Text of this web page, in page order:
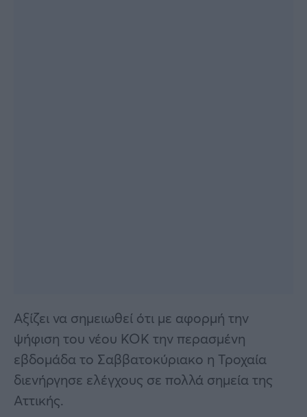
Αξίζει να σημειωθεί ότι με αφορμή την
ψήφιση του νέου ΚΟΚ την περασμένη
εβδομάδα το Σαββατοκύριακο η Τροχαία
διενήργησε ελέγχους σε πολλά σημεία της
Αττικής.